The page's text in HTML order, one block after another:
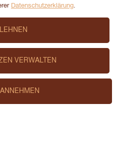
Datenschutzerklärung.
VERWALTEN